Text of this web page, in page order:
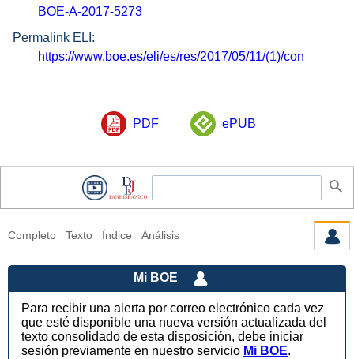
BOE-A-2017-5273
Permalink ELI:
https://www.boe.es/eli/es/res/2017/05/11/(1)/con
PDF ePUB
Completo Texto Índice Análisis
Mi BOE
Para recibir una alerta por correo electrónico cada vez
que esté disponible una nueva versión actualizada del
texto consolidado de esta disposición, debe iniciar
sesión previamente en nuestro servicio Mi BOE.